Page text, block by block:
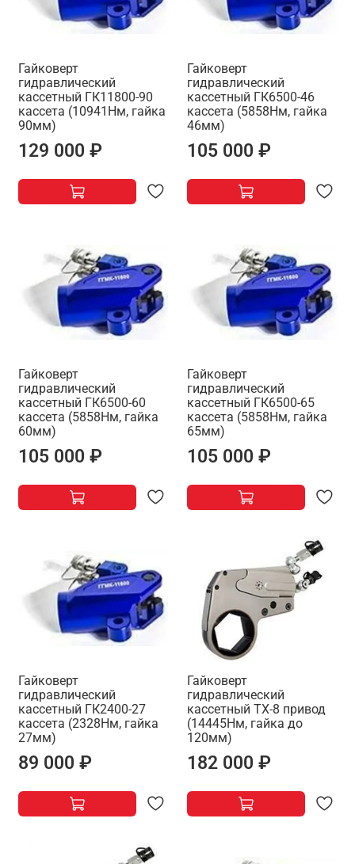
Гайковерт
гидравлический
кассетный ГК11800-90
кассета (10941Нм, гайка
90мм)
129 000 ₽
Гайковерт
гидравлический
кассетный ГК6500-46
кассета (5858Нм, гайка
46мм)
105 000 ₽
Гайковерт
гидравлический
кассетный ГК6500-60
кассета (5858Нм, гайка
60мм)
105 000 ₽
Гайковерт
гидравлический
кассетный ГК6500-65
кассета (5858Нм, гайка
65мм)
105 000 ₽
Гайковерт
гидравлический
кассетный ГК2400-27
кассета (2328Нм, гайка
27мм)
89 000 ₽
Гайковерт
гидравлический
кассетный TX-8 привод
(14445Нм, гайка до
120мм)
182 000 ₽